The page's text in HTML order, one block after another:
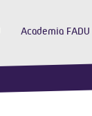
Academia FADU